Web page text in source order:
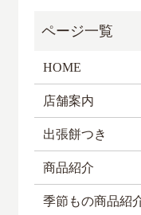
HOME
店舗案内
出張餅つき
商品紹介
季節もの商品紹